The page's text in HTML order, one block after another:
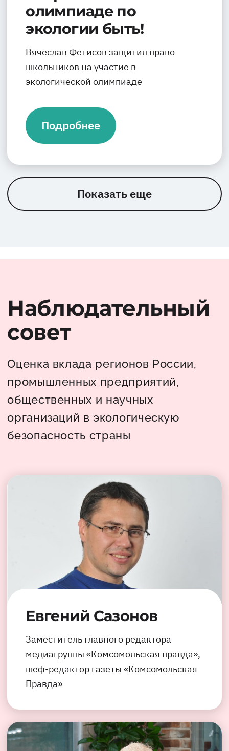
олимпиаде по
экологии быть!
Вячеслав Фетисов защитил право
школьников на участие в
экологической олимпиаде
Подробнее
Показать еще
Наблюдательный
совет
Оценка вклада регионов России,
промышленных предприятий,
общественных и научных
организаций в экологическую
безопасность страны
Евгений Сазонов
Заместитель главного редактора
медиагруппы «Комсомольская правда»,
шеф-редактор газеты «Комсомольская
Правда»